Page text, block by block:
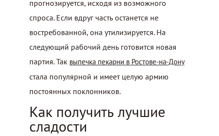
прогнозируется, исходя из возможного
спроса. Если вдруг часть останется не
востребованной, она утилизируется. На
следующий рабочий день готовится новая
партия. Так выпечка пекарни в Ростове-на-Дону
стала популярной и имеет целую армию
постоянных поклонников.
Как получить лучшие
сладости